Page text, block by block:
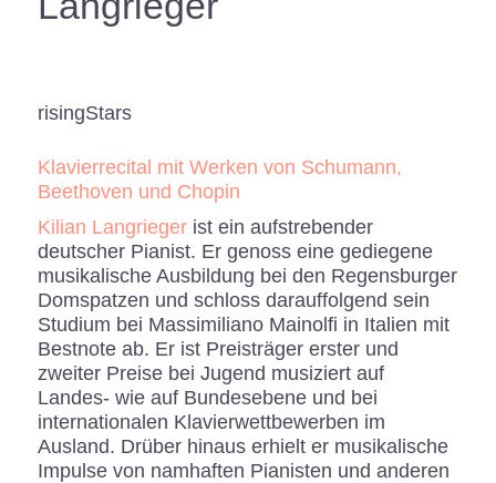
risingStars
Klavierrecital mit Werken von Schumann,
Beethoven und Chopin
Kilian Langriegerist ein aufstrebender
deutscher Pianist. Er genoss eine gediegene
musikalische Ausbildung bei den Regensburger
Domspatzen und schloss darauffolgend sein
Studium bei Massimiliano Mainolfi in Italien mit
Bestnote ab. Er ist Preisträger erster und
zweiter Preise bei Jugend musiziert auf
Landes- wie auf Bundesebene und bei
internationalen Klavierwettbewerben im
Ausland. Drüber hinaus erhielt er musikalische
Impulse von namhaften Pianisten und anderen